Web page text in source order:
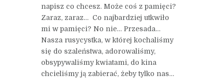
napisz co chcesz. Może coś z pamięci?
Zaraz, zaraz… Co najbardziej utkwiło
mi w pamięci? No nie… Przesada…
Nasza rusycystka, w której kochaliśmy
się do szaleństwa, adorowaliśmy,
obsypywaliśmy kwiatami, do kina
chcieliśmy ją zabierać, żeby tylko nas…